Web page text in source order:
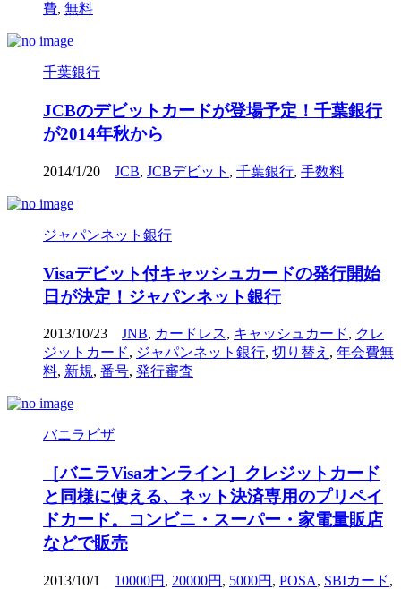
費, 無料
千葉銀行
JCBのデビットカードが登場予定！千葉銀行
が2014年秋から
2014/1/20 JCB, JCBデビット , 千葉銀行, 手数料
ジャパンネット銀行
Visaデビット付キャッシュカードの発行開始
日が決定！ジャパンネット銀行
2013/10/23 JNB, カードレス, キャッシュカード, クレ
ジットカード, ジャパンネット銀行, 切り替え , 年会費無
料, 新規, 番号, 発行審査
バニラビザ
［バニラVisaオンライン］クレジットカード
と同様に使える、ネット決済専用のプリペイ
ドカード。コンビニ・スーパー・家電量販店
などで販売
2013/10/1 10000円 , 20000円 , 5000円 , POSA, SBIカード,